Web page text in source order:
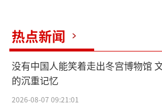
蒋万安指出，“双城论
续，足以证明台北与上海这
平交流中作出的贡献。盼望
的朋友能够更了解台湾，更
热点新闻
没有中国人能笑着走出冬宫博物馆
的沉重记忆
2026-08-07 09:21:01